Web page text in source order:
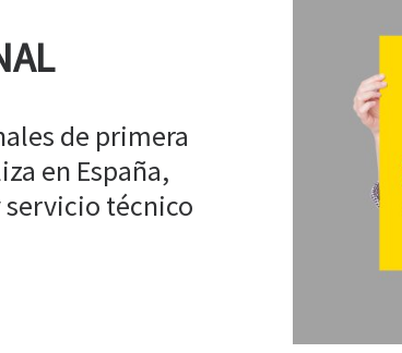
de primera
en España,
servicio técnico